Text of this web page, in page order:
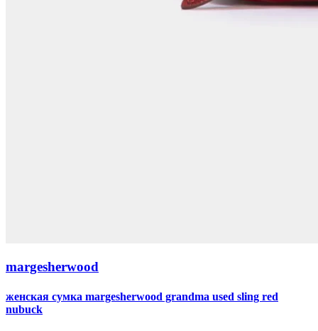
margesherwood
женская сумка margesherwood grandma used sling red
nubuck